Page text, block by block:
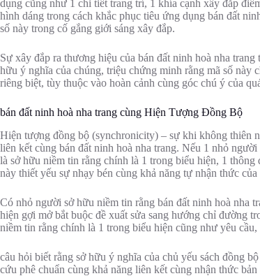
dụng cũng như 1 chi tiết trang trí, 1 khía cạnh xây đắp
hình dáng trong cách khắc phục tiêu ứng dụng bán đất
số này trong cố gắng giới sáng xây đắp.
Sự xây đắp ra thương hiệu của bán đất ninh hoà nha
hữu ý nghĩa của chúng, triệu chứng minh rằng mã số này
riêng biệt, tùy thuộc vào hoàn cảnh cùng góc chú ý của
bán đất ninh hoà nha trang cùng Hiện Tượng Đồng Bộ
Hiện tượng đồng bộ (synchronicity) – sự khi không thiên
liên kết cùng bán đất ninh hoà nha trang. Nếu 1 nhỏ
là sở hữu niềm tin rằng chính là 1 trong biểu hiện, 1
này thiết yếu sự nhạy bén cùng khả năng tự nhận thức
Có nhỏ người sở hữu niềm tin rằng bán đất ninh hoà nha
hiện gợi mở bắt buộc đề xuất sửa sang hướng chỉ đường
niềm tin rằng chính là 1 trong biểu hiện cũng như yêu
câu hỏi biết rằng sở hữu ý nghĩa của chủ yếu sách đồng
cứu phê chuẩn cùng khả năng liên kết cùng nhận thức